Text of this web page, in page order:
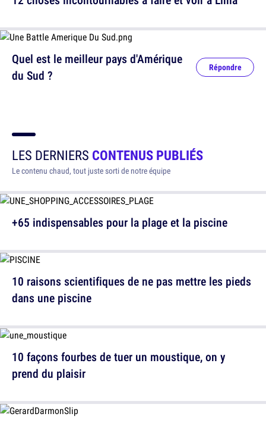
Quel est le meilleur pays d'Amérique
du Sud ?
Répondre
LES DERNIERS CONTENUS PUBLIÉS
Le contenu chaud, tout juste sorti de notre équipe
+65 indispensables pour la plage et la piscine
10 façons fourbes de tuer un moustique, on y
prend du plaisir
10 raisons scientifiques de ne pas mettre les pieds
dans une piscine